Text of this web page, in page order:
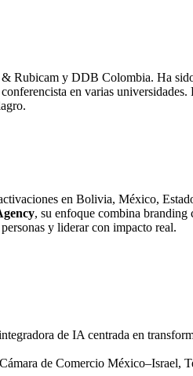
Rubicam y DDB Colombia. Ha
en varias universidades.
en Bolivia, México,
, su enfoque combina
y liderar con impacto real.
de IA centrada en
de Comercio México–Israel,